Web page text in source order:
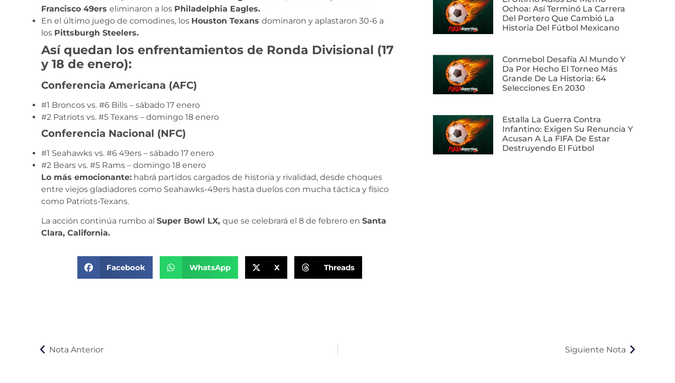
Francisco 49ers eliminaron a los Philadelphia Eagles.
En el último juego de comodines, los Houston Texans dominaron y aplastaron 30-6 a
los Pittsburgh Steelers.
Así quedan los enfrentamientos de Ronda Divisional (17
y 18 de enero):
Conferencia Americana (AFC)
#1 Broncos vs. #6 Bills – sábado 17 enero
#2 Patriots vs. #5 Texans – domingo 18 enero
Conferencia Nacional (NFC)
#1 Seahawks vs. #6 49ers – sábado 17 enero
#2 Bears vs. #5 Rams – domingo 18 enero
Lo más emocionante: habrá partidos cargados de historia y rivalidad, desde choques
entre viejos gladiadores como Seahawks-49ers hasta duelos con mucha táctica y físico
como Patriots-Texans.
La acción continúa rumbo al Super Bowl LX, que se celebrará el 8 de febrero en Santa
Clara, California.
Facebook WhatsApp X Threads
Ochoa: Así Terminó La Carrera
Del Portero Que Cambió La
Historia Del Fútbol Mexicano
Conmebol Desafía Al Mundo Y
Da Por Hecho El Torneo Más
Grande De La Historia: 64
Selecciones En 2030
Estalla La Guerra Contra
Infantino: Exigen Su Renuncia Y
Acusan A La FIFA De Estar
Destruyendo El Fútbol
Nota Anterior Siguiente Nota